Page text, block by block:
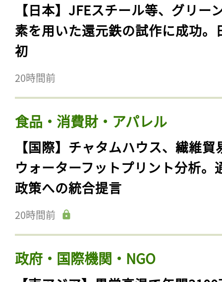
【日本】JFEスチール等、グリー
素を用いた還元鉄の試作に成功。
初
20時間前
食品・消費財・アパレル
【国際】チャタムハウス、繊維貿
ウォーターフットプリント分析。
政策への統合提言
20時間前
政府・国際機関・NGO